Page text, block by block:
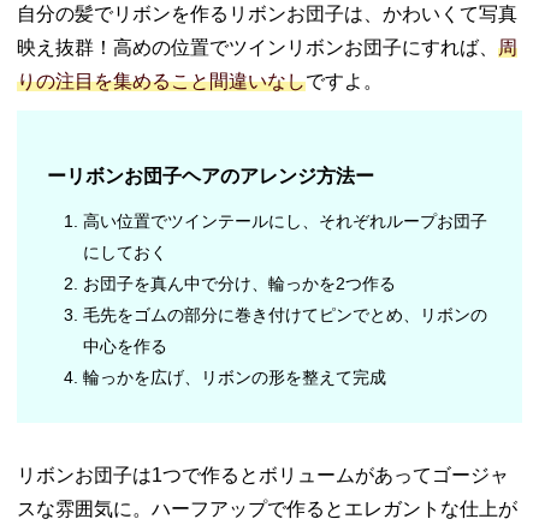
自分の髪でリボンを作るリボンお団子は、かわいくて写真
映え抜群！高めの位置でツインリボンお団子にすれば、 周
りの注目を集めること間違いなしですよ。
ーリボンお団子ヘアのアレンジ方法ー
高い位置でツインテールにし、それぞれループお団子
にしておく
お団子を真ん中で分け、輪っかを2つ作る
毛先をゴムの部分に巻き付けてピンでとめ、リボンの
中心を作る
輪っかを広げ、リボンの形を整えて完成
リボンお団子は1つで作るとボリュームがあってゴージャ
スな雰囲気に。ハーフアップで作るとエレガントな仕上が